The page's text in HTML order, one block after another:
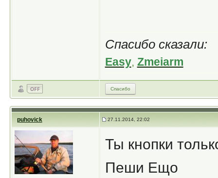
Спасибо сказали:
Easy, Zmeiarm
Спасибо
puhovick 27.11.2014, 22:02
Ты кнопки
Пеши Ещо